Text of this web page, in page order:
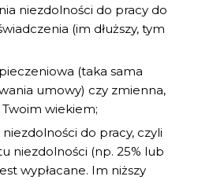
niezdolności do pracy do
(im dłuższy, tym
(taka sama
umowy) czy zmienna,
wiekiem;
do pracy, czyli
niezdolności (np. 25% lub
wypłacane. Im niższy